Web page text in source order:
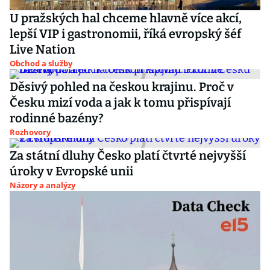
U pražských hal chceme hlavně více akcí,
lepší VIP i gastronomii, říká evropský šéf
Live Nation
Obchod a služby
Děsivý pohled na českou krajinu. Proč v
Česku mizí voda a jak k tomu přispívají
rodinné bazény?
Rozhovory
Za státní dluhy Česko platí čtvrté nejvyšší
úroky v Evropské unii
Názory a analýzy